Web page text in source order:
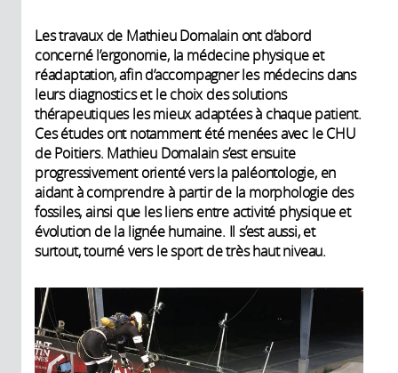
Les travaux de Mathieu Domalain ont d’abord
concerné l’ergonomie, la médecine physique et
réadaptation, afin d’accompagner les médecins dans
leurs diagnostics et le choix des solutions
thérapeutiques les mieux adaptées à chaque patient.
Ces études ont notamment été menées avec le CHU
de Poitiers. Mathieu Domalain s’est ensuite
progressivement orienté vers la paléontologie, en
aidant à comprendre à partir de la morphologie des
fossiles, ainsi que les liens entre activité physique et
évolution de la lignée humaine. Il s’est aussi, et
surtout, tourné vers le sport de très haut niveau.